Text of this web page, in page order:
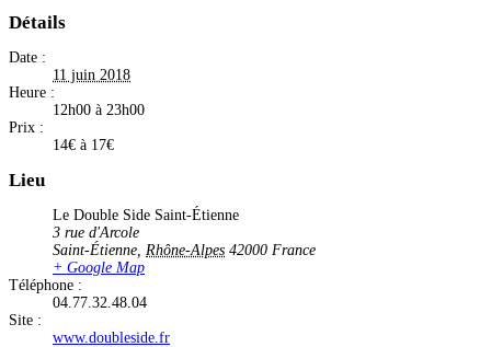
Détails
Date :
11 juin 2018
Heure :
12h00 à 23h00
Prix :
14€ à 17€
Lieu
Le Double Side Saint-Étienne
3 rue d'Arcole
Saint-Étienne Rhône-Alpes 42000 France
+ Google Map
Téléphone :
04.77.32.48.04
Site :
www.doubleside.fr